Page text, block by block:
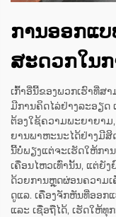
ການອອກແ
ສະດວກໃນ
ເກົ້າອີ່ນີ້ຂອງພວກເຮົາທີ່ສ
ມີການຄິດໄລ່ຢ່າງລະອຽດ
ຕ້ອງໃຊ້ຄວາມພະຍາຍາ
ຍານພາຫະນະໄດ້ຢ່າງມີສິ
ນີ້ບໍ່ພຽງແຕ່ຈະເຮັດໃຫ້ກາ
ເຄື່ອນໄຫວເທົ່ານັ້ນ, ແຕ່ຍັ
ດ້ວຍການຫຼຸດຜ່ອນຄວາມເ
ດູແລ. ເຄື່ອງຈັກຫັນທີ່ອອກ
ແລະ ເຊື່ອຖືໄດ້, ເຮັດໃຫ້ທຸ